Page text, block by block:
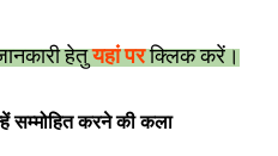
हेतुयहां परक्लिक करें।
सम्मोहित करने की कला